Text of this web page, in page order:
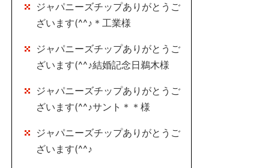
ジャパニーズチップありがとうご
ざいます(^^♪＊工業様
ジャパニーズチップありがとうご
ざいます(^^♪結婚記念日鵜木様
ジャパニーズチップありがとうご
ざいます(^^♪サント＊＊様
ジャパニーズチップありがとうご
ざいます(^^♪